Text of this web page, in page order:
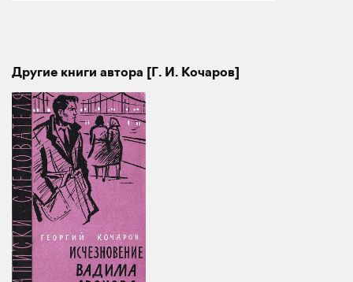
Другие книги автора [Г. И. Кочаров]